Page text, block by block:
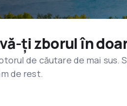
ți zborul în
de căutare de mai sus.
de rest.